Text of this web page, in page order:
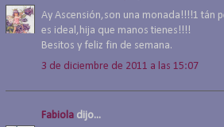
Ay Ascensión,son una monada!!!!1 tán
es ideal,hija que manos tienes!!!!
Besitos y feliz fin de semana.
3 de diciembre de 2011 a las 15:07
Fabiola dijo...